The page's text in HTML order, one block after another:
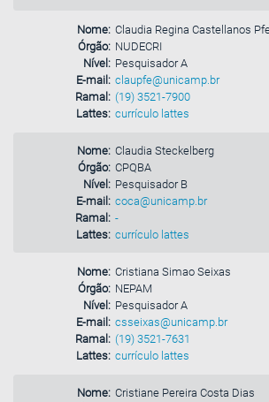
Nome: Claudia Regina Castellanos
Órgão: NUDECRI
Nível: Pesquisador A
E-mail: claupfe@unicamp.br
Ramal: (19) 3521-7900
Lattes: currículo lattes
Nome: Claudia Steckelberg
Órgão: CPQBA
Nível: Pesquisador B
E-mail: coca@unicamp.br
Ramal: -
Lattes: currículo lattes
Nome: Cristiana Simao Seixas
Órgão: NEPAM
Nível: Pesquisador A
E-mail: csseixas@unicamp.br
Ramal: (19) 3521-7631
Lattes: currículo lattes
Nome: Cristiane Pereira Costa Dias